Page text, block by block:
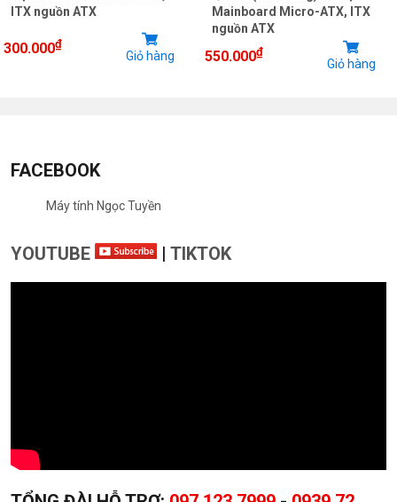
ITX nguồn ATX
300.000₫
Giỏ hàng
Mainboard Micro-ATX, ITX
nguồn ATX
550.000₫
Giỏ hàng
FACEBOOK
Máy tính Ngọc Tuyền
YOUTUBE | TIKTOK